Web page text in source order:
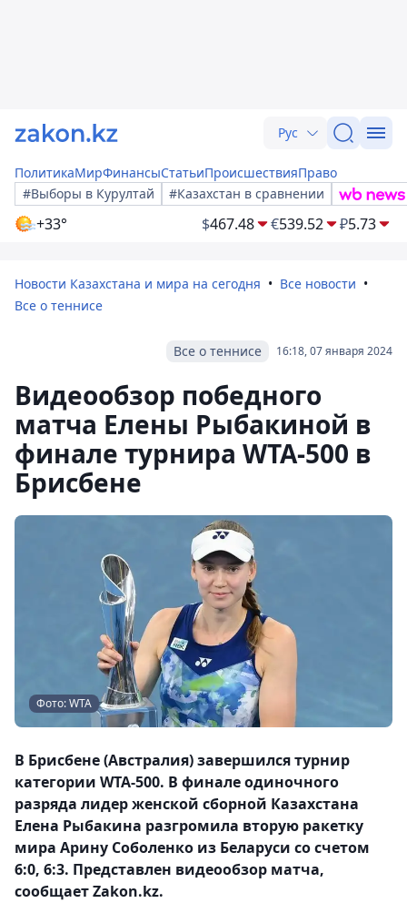
Рус
ПолитикаМирФинансыСтатьиПроисшествияПраво
#Выборы в Курултай
#Казахстан в сравнении
+33° $467.48 €539.52 ₽5.73
Новости Казахстана и мира на сегодня
Все новости
Все о теннисе
16:18, 07 января 2024
Все о теннисе
Видеообзор победного
матча Елены Рыбакиной в
финале турнира WTA-500 в
Брисбене
Фото: WTA
В Брисбене (Австралия) завершился турнир
категории WTA-500. В финале одиночного
разряда лидер женской сборной Казахстана
Елена Рыбакина разгромила вторую ракетку
мира Арину Соболенко из Беларуси со счетом
6:0, 6:3. Представлен видеообзор матча,
сообщает Zakon.kz.